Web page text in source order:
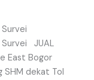
Survei JUAL
East Bogor
SHM dekat Tol